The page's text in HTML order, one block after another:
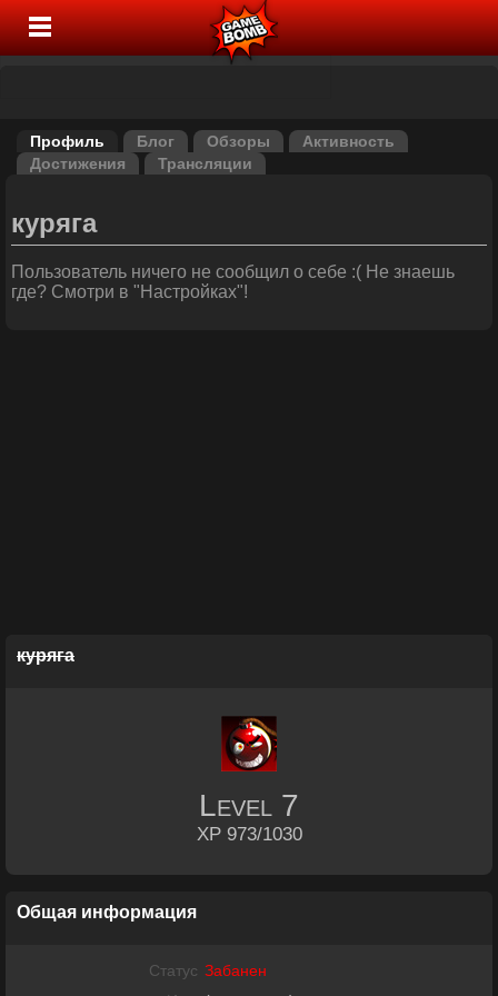
Профиль Блог Обзоры
Активность
Достижения
Трансляции
куряга
Пользователь ничего не сообщил о себе :( Не знаешь
где? Смотри в "Настройках"!
куряга
Level 7
XP 973/1030
Общая информация
Статус Забанен